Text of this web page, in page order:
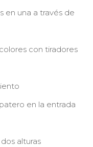
en una a través de
con tiradores
en la entrada
alturas